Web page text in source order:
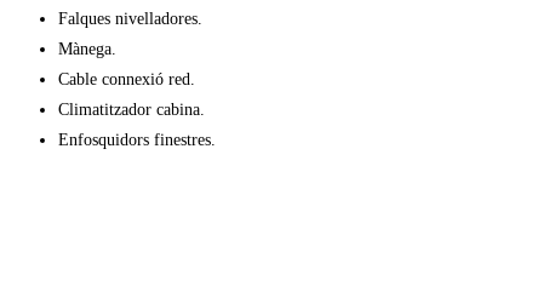
Falques nivelladores.
Mànega.
Cable connexió red.
Climatitzador cabina.
Enfosquidors finestres.